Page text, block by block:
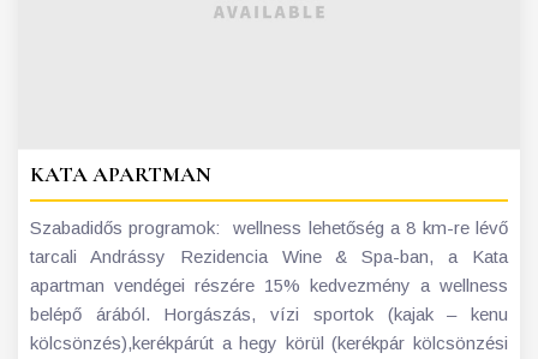
KATA APARTMAN
Szabadidős programok: wellness lehetőség a 8 km-re lévő
tarcali Andrássy Rezidencia Wine & Spa-ban, a Kata
apartman vendégei részére 15% kedvezmény a wellness
belépő árából. Horgászás, vízi sportok (kajak – kenu
kölcsönzés),kerékpárút a hegy körül (kerékpár kölcsönzési